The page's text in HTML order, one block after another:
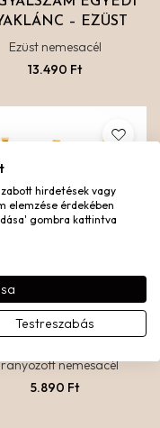
– EZÜST
Ezüst nemesacél
13.490 Ft
MEDÁL
nemesacél
5.890 Ft
hirdetések vagy
elemzése érdekében
gombra kattintva
Testreszabás